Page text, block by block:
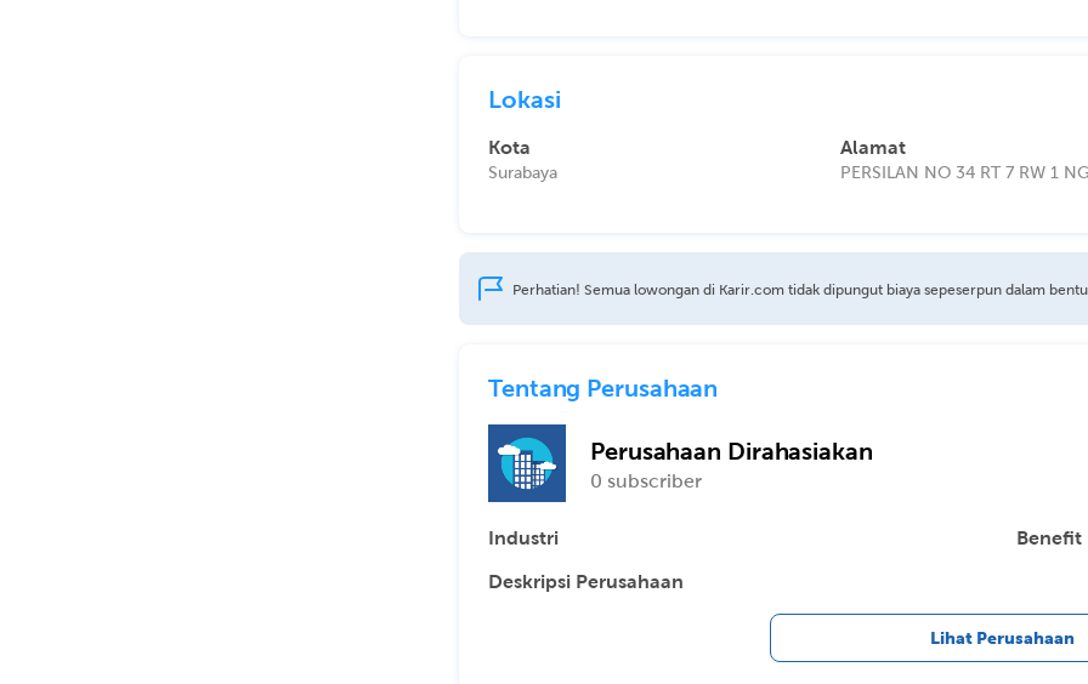
Lokasi
Kota
Surabaya
Alamat
PERSILAN NO 34 RT 7 RW 1
Perhatian! Semua lowongan di Karir.com tidak dipungut biaya sepeserpun dalam
Tentang Perusahaan
Perusahaan Dirahasiakan
0 subscriber
Industri
Benefit
Deskripsi Perusahaan
Lihat Perusahaan